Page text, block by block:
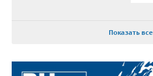
Показать все